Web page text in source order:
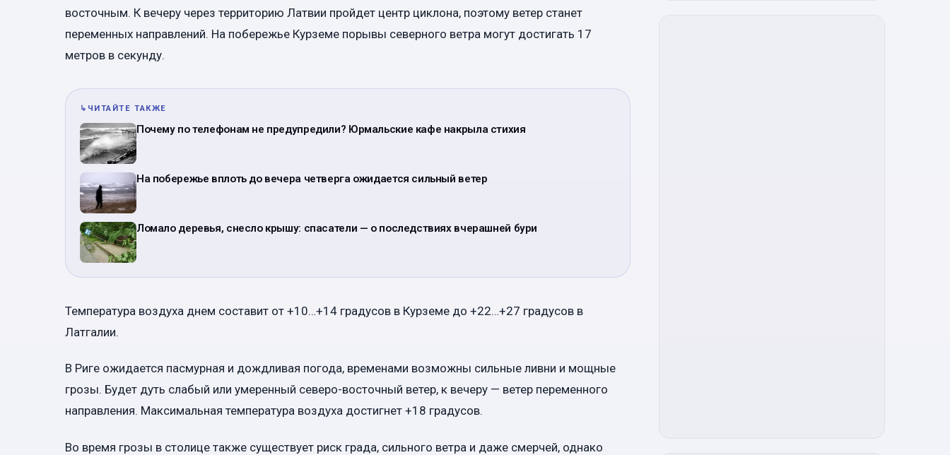
восточным. К вечеру через территорию Латвии пройдет центр циклона, поэтому ветер станет
переменных направлений. На побережье Курземе порывы северного ветра могут достигать 17
метров в секунду.
↳ ЧИТАЙТЕ ТАКЖЕ
Почему по телефонам не предупредили? Юрмальские кафе накрыла стихия
На побережье вплоть до вечера четверга ожидается сильный ветер
Ломало деревья, снесло крышу: спасатели — о последствиях вчерашней бури
Температура воздуха днем составит от +10…+14 градусов в Курземе до +22…+27 градусов в
Латгалии.
В Риге ожидается пасмурная и дождливая погода, временами возможны сильные ливни и мощные
грозы. Будет дуть слабый или умеренный северо-восточный ветер, к вечеру — ветер переменного
направления. Максимальная температура воздуха достигнет +18 градусов.
Во время грозы в столице также существует риск града, сильного ветра и даже смерчей, однако